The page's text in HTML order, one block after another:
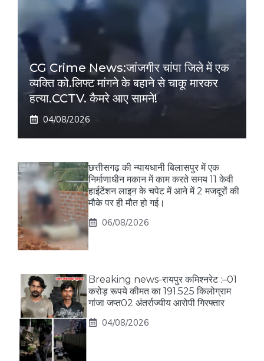
CG Crime News:जांजगीर चांपा जिले में एक
व्यक्ति को.लिफ्ट मांगने के बहाने से चाकू मारकर
हत्या.CCTV. कैमरे आए सामने!
04/08/2026
छत्तीसगढ़ की न्यायधानी बिलासपुर में एक
निर्माणाधीन मकान में काम करते समय 11 केवी
हाईटेंशन लाइन के चपेट में आने में 2 मजदूरों की
मौके पर ही मौत हो गई।
06/08/2026
Breaking news-रायपुर कमिश्नरेट :–01
करोड़ रूपये कीमत का 191.525 किलोग्राम
गांजा जप्त02 अंतर्राज्यीय आरोपी गिरफ्तार
04/08/2026